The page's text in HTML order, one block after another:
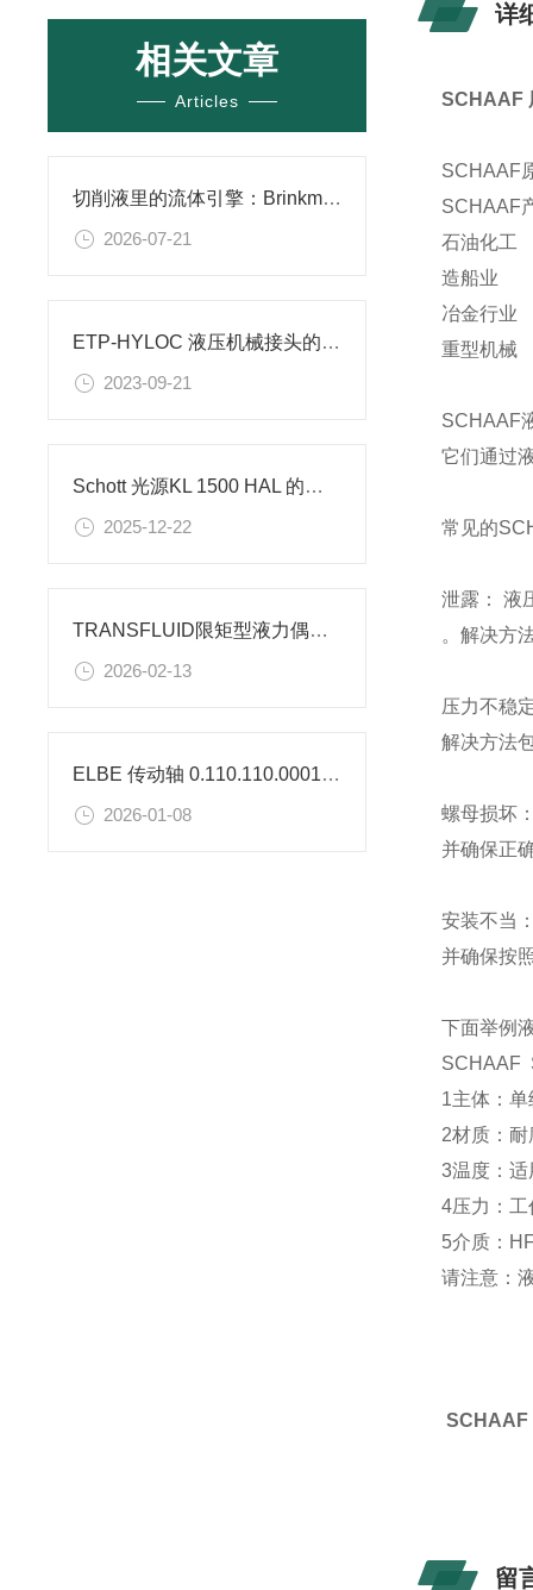
相关文章
Articles
切削液里的流体引擎：Brinkmann泵在冷却循环系统中的叶轮设计与热平衡逻辑
2026-07-21
ETP-HYLOC 液压机械接头的安装和拆卸
2023-09-21
Schott 光源KL 1500 HAL 的应用和优点
2025-12-22
TRANSFLUID限矩型液力偶合器 全系列型号参数
2026-02-13
ELBE 传动轴 0.110.110.0001 常见故障诊断与处理
2026-01-08
详
SCHAAF
SCHAAF
SCHAAF
石油化工
造船业
冶金行业
重型机械
SCHAAF
它们通过
常见的
泄露： 液
。解决方
压力不稳
解决方法
螺母损坏
并确保正
安装不当
并确保按
下面举例
SCHAAF
1主体：
2材质：
3温度：适
4压力：
5介质：
请注意：
SCHAAF
留